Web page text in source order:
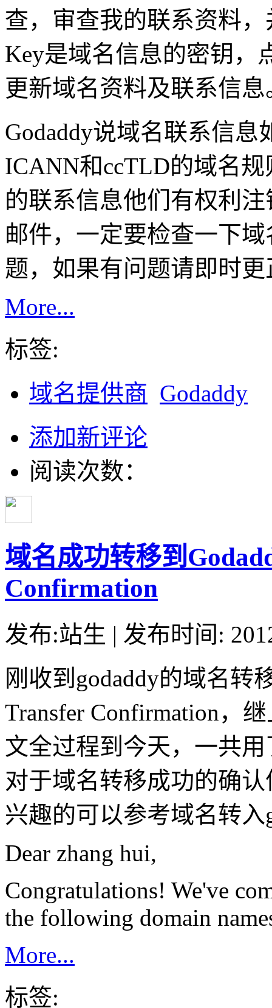
查，审查我的联系资料
Key是域名信息的密钥，
更新域名资料及联系信息
Godaddy说域名联系信
ICANN和ccTLD的域名
的联系信息他们有权利
邮件，一定要检查一下
题，如果有问题请即时
More...
标签:
域名提供商 Godaddy
添加新评论
阅读次数：
域名成功转移到
Confirmation
发布:站生 | 发布时间:
刚收到godaddy的域名转
Transfer Confirmation，
文全过程到今天，一共
对于域名转移成功的确
兴趣的可以参考域名转
Dear zhang hui,
Congratulations! We've
the following domain
More...
标签: